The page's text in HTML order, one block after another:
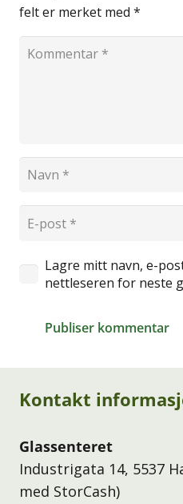
felt er merket med *
Lagre mitt navn, e-
nettleseren for neste
Publiser kommentar
Kontakt
Glassenteret
Industrigata 14, 5537
med StorCash)